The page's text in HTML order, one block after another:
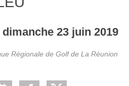
dimanche 23 juin 2019
Régionale de Golf de La Réunion